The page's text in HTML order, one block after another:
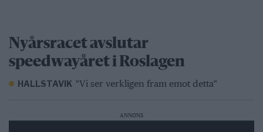
Nyårsracet avslutar
speedwayåret i Roslagen
HALLSTAVIK "Vi ser verkligen fram emot detta"
ANNONS